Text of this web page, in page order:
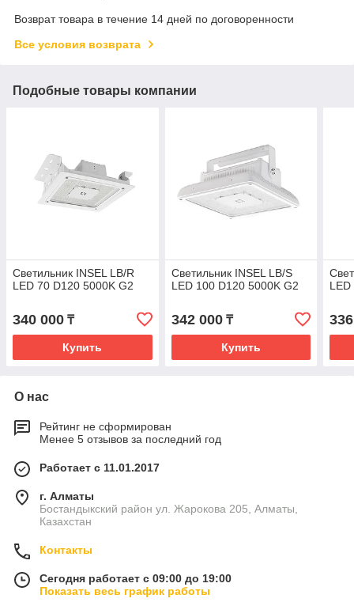
Возврат товара в течение 14 дней по договоренности
Все условия возврата
Подобные товары компании
Светильник INSEL LB/R
LED 70 D120 5000K G2
340 000 ₸
Купить
Светильник INSEL LB/S
LED 100 D120 5000K G2
342 000₸
Купить
О нас
Рейтинг не сформирован
Менее 5 отзывов за последний год
Работает с 11.01.2017
г. Алматы
Бостандыкский район ул. Жарокова 205, Алматы,
Казахстан
Контакты
Сегодня работает с 09:00 до 19:00
Показать весь график работы